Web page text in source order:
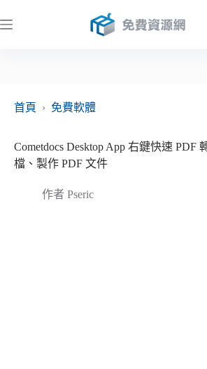
至
首頁
› 免費軟體
Cometdocs Desktop App 右鍵快速 PDF
檔、製作 PDF 文件
作者 Pseric